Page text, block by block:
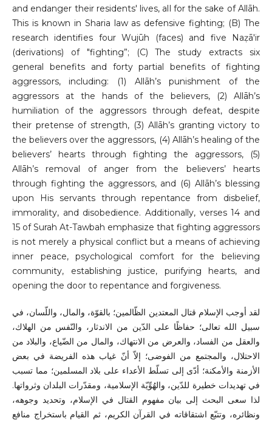
and endanger their residents' lives, all for the sake of Allāh.
This is known in Sharia law as defensive fighting; (B) The
research identifies four Wujūh (faces) and five Naẓā'ir
(derivations) of "fighting”; (C) The study extracts six
general benefits and forty partial benefits of fighting
aggressors, including: (1) Allāh’s punishment of the
aggressors at the hands of the believers, (2) Allāh’s
humiliation of the aggressors through defeat, despite
their pretense of strength, (3) Allāh’s granting victory to
the believers over the aggressors, (4) Allāh’s healing of the
believers’ hearts through fighting the aggressors, (5)
Allāh’s removal of anger from the believers’ hearts
through fighting the aggressors, and (6) Allāh’s blessing
upon His servants through repentance from disbelief,
immorality, and disobedience. Additionally, verses 14 and
15 of Surah At-Tawbah emphasize that fighting aggressors
is not merely a physical conflict but a means of achieving
inner peace, psychological comfort for the believing
community, establishing justice, purifying hearts, and
opening the door to repentance and forgiveness.
لقد أوجب الإسلام قتال المعتدين الظّالمين؛ بالقوّة، والمال، واللّسان، في
سبيل الله تعالى؛ حفاظًا على الدّين من الاندثار، والنّفس من الهلاك،
والعقل من الفساد، والعرض من الانتهاك، والمال من الضّياع، والبلاد من
الاحتلال، والمجتمع من الفوضى؛ إلاّ أنّ غياب هذه الفريضة في بعض
الأزمنة والأمكنة؛ أدّى إلى تسلّط الأعداء على بلاد المسلمين؛ مما تسبب
في تهديدات خطيرة للدّين، والهُوِّيّة الإسلامية، ومقدّرات البلدان وثرواتها.
لذا سعى البحث إلى بيان مفهوم القتال في الإسلام، وتحديد وجوهه،
ونظائره، وتتبّع اشتقاقاته في القرآن الكريم، ثم القيام باستخراج منافع